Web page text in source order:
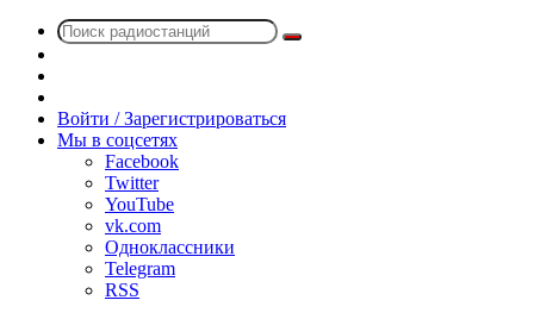
Поиск
радио
Войти / Зарегистрироваться
Мы в соцсетях
Facebook
Twitter
YouTube
vk.com
Одноклассники
Telegram
RSS